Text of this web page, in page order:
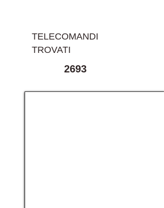
TELECOMANDI
TROVATI
2693